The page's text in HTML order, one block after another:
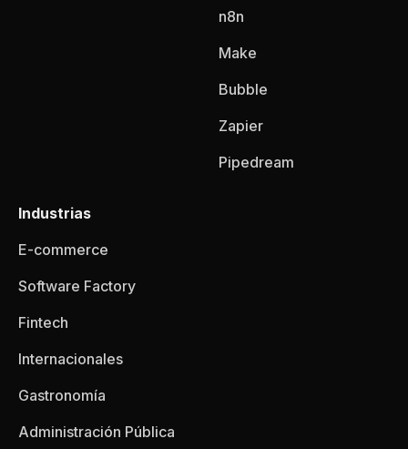
n8n
Make
Bubble
Zapier
Pipedream
Industrias
E-commerce
Software Factory
Fintech
Internacionales
Gastronomía
Administración Pública